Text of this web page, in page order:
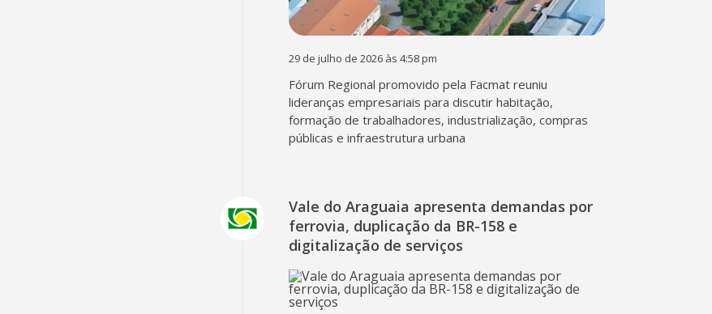
29 de julho de 2026 às 4:58 pm
Fórum Regional promovido pela Facmat reuniu
lideranças empresariais para discutir habitação,
formação de trabalhadores, industrialização, compras
públicas e infraestrutura urbana
Vale do Araguaia apresenta demandas por
ferrovia, duplicação da BR-158 e
digitalização de serviços